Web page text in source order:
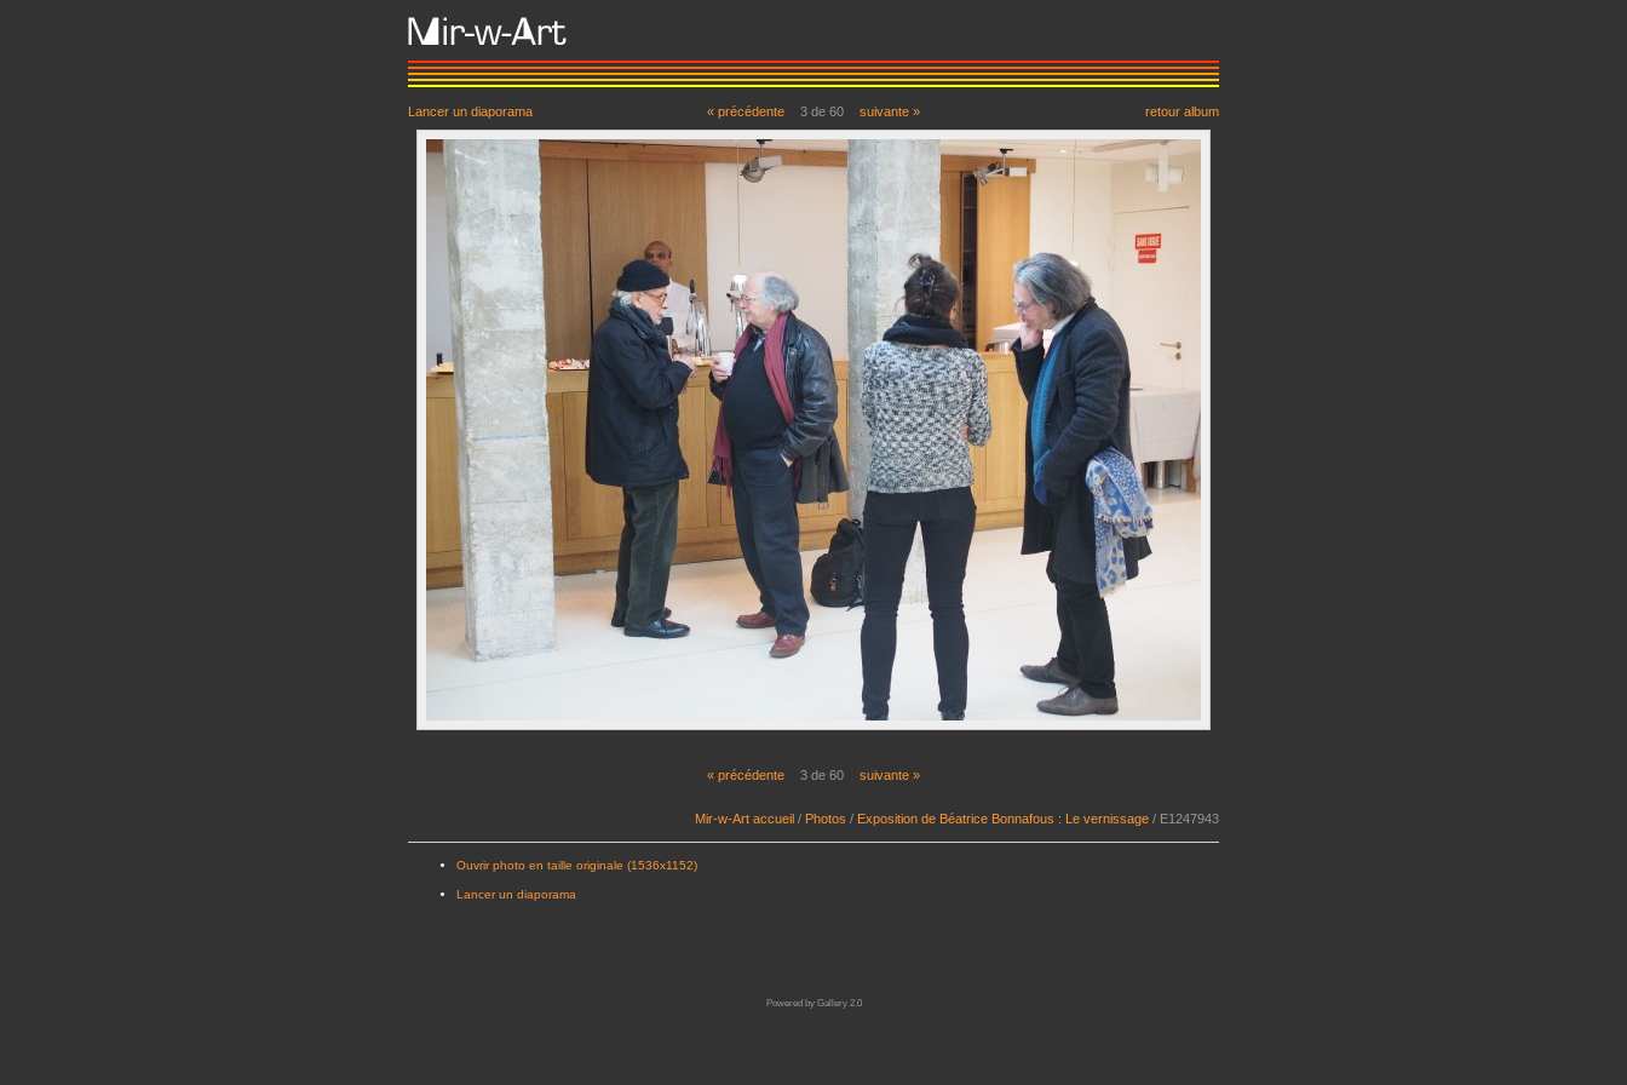
Lancer un diaporama « précédente 3 de 60 suivante » retour album
« précédente 3 de 60 suivante »
Mir-w-Art accueil / Photos / Exposition de Béatrice Bonnafous : Le vernissage / E1247943
Ouvrir photo en taille originale (1536x1152)
Lancer un diaporama
Powered by Gallery 2.0